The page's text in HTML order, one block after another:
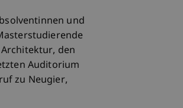
und
den
Auditorium
zu Neugier,